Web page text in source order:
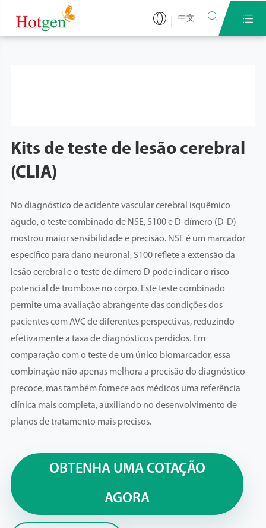
中文  
Kits de teste de lesão cerebral
(CLIA)
No diagnóstico de acidente vascular cerebral isquêmico
agudo, o teste combinado de NSE, S100 e D-dímero (D-D)
mostrou maior sensibilidade e precisão. NSE é um marcador
específico para dano neuronal, S100 reflete a extensão da
lesão cerebral e o teste de dímero D pode indicar o risco
potencial de trombose no corpo. Este teste combinado
permite uma avaliação abrangente das condições dos
pacientes com AVC de diferentes perspectivas, reduzindo
efetivamente a taxa de diagnósticos perdidos. Em
comparação com o teste de um único biomarcador, essa
combinação não apenas melhora a precisão do diagnóstico
precoce, mas também fornece aos médicos uma referência
clínica mais completa, auxiliando no desenvolvimento de
planos de tratamento mais precisos.
OBTENHA UMA COTAÇÃO
AGORA